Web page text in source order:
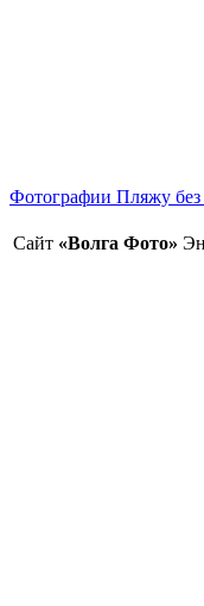
Фотографии Пляжу без
Сайт «Волга Фото»